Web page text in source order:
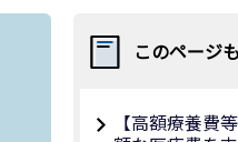
このページ
【高額療養費